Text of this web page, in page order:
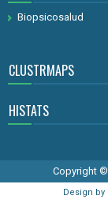
Biopsicosalud
CLUSTRMAPS
HISTATS
Copyright ©
Design by